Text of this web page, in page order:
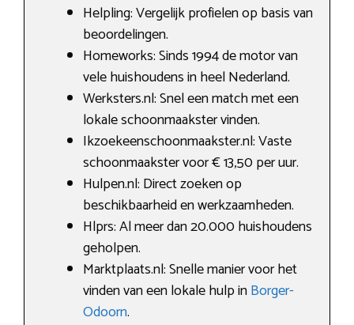
Helpling: Vergelijk profielen op basis van
beoordelingen.
Homeworks: Sinds 1994 de motor van
vele huishoudens in heel Nederland.
Werksters.nl: Snel een match met een
lokale schoonmaakster vinden.
Ikzoekeenschoonmaakster.nl: Vaste
schoonmaakster voor € 13,50 per uur.
Hulpen.nl: Direct zoeken op
beschikbaarheid en werkzaamheden.
Hlprs: Al meer dan 20.000 huishoudens
geholpen.
Marktplaats.nl: Snelle manier voor het
vinden van een lokale hulp inBorger-
Odoorn.